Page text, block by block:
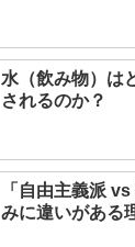
水（飲み物）は
されるのか？
「自由主義派
みに違いがある